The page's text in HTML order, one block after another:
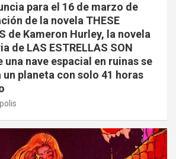
para el 16 de marzo de
de la novela THESE
de Kameron Hurley, la novela
de LAS ESTRELLAS SON
una nave espacial en ruinas se
planeta con solo 41 horas